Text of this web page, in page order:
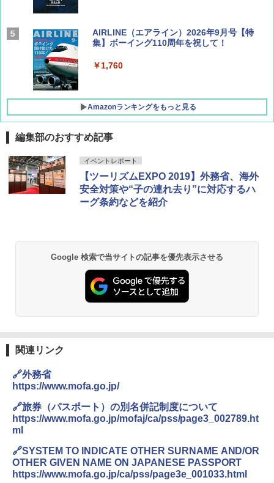
AIRLINE（エアライン）2026年9月号【特
集】ボーイング110周年を祝して！
￥1,760
Amazonランキングをもっと見る
D40 地球の歩き方 チェンマイ タイ北部の魅
力的な町 2026～2027 地球の歩き方D アジア
￥2,079
￥2,695
A26 地球の歩き方 チェコ ポーランド スロヴ
ァキア 2026～2027 地球の歩き方A ヨーロッ
パ
A09 地球の歩き方 イタリア 2026～2027 地
球の歩き方A ヨーロッパ
[キャンパーズコレクション 山善] ポップアッ
プテント 傘みたいに広げて畳める パッとサ
ッとサンシェード キューブ フルクローズ メ
ッシュ 簡単設置 ワンタッチテント キャンプ
&ハイキング カーキ PATC-150(KH)
PYKES PEAK (パイクスピーク) 着替えテン
人用 折りたたみ 防災グッズ 災害用トイレ ビ
ーチ ピクニック ポップアップテント 携帯 簡
易 トイレテント (ブラック)
ーティング フルクローズ メッシュ 3-4人用
簡単設置 ポップアップテント エクルベージ
ュ(BC仕様) PATC-150B(EB)
GRANDOOR ステンレス保冷剤 2個セット 2
026リニューアル 急速冷凍 空間倍増 衛生的
コンパクト 保冷力長持ち
￥2,980
-08EX カーキ ソロキャンプ ポリエステル フ
レーム ドーム型 テント
￥14,800
熊撃退スプレー 熊よけスプレー 熊スプレー
送
￥3,680
ラソル ガーデン サイトシート付 折りたたみ
防水 UVカット 4段階高さ調整 軽量 収納袋付
き
編集部のおすすめ記事
イベントレポート
【ツーリズムEXPO 2019】外務省、海外
安全対策や“子の連れ去り”に対応するハ
ーグ条約などを紹介
Google 検索で当サイトの記事を優先表示させる
関連リンク
🔗外務省
https://www.mofa.go.jp/
🔗旅券（パスポート）の別名併記制度について
https://www.mofa.go.jp/mofaj/ca/pss/page3_002789.ht
ml
🔗SYSTEM TO INDICATE OTHER SURNAME AND/OR
OTHER GIVEN NAME ON JAPANESE PASSPORT
https://www.mofa.go.jp/ca/pss/page3e_001033.html